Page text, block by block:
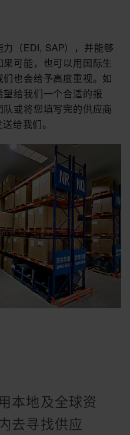
（EDI, SAP），并能够
可能，也可以用国际生
也会给予高度重视。如
给我们一个合适的报
或将您填写完的供应商
给我们。
本地及全球资
去寻找供应